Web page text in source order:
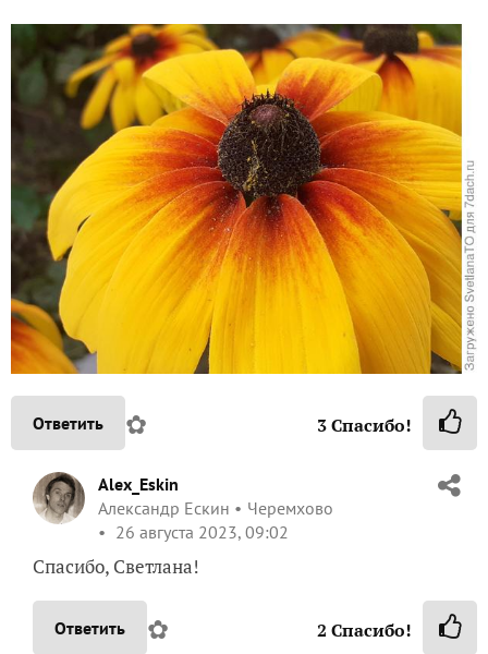
Ответить ✿ 3Спасибо!
Alex_Eskin
Александр Ескин
Черемхово
26 августа 2023, 09:02
Спасибо, Светлана!
Ответить ✿ 2 Спасибо!